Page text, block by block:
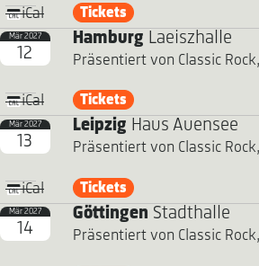
iCal Tickets
Mär 2027
12
iCal
Hamburg Laeiszhalle
Präsentiert von Classic
Tickets
Mär 2027
13
iCal
Leipzig Haus Auensee
Präsentiert von Classic
Tickets
Mär 2027
14
Göttingen Stadthalle
Präsentiert von Classic